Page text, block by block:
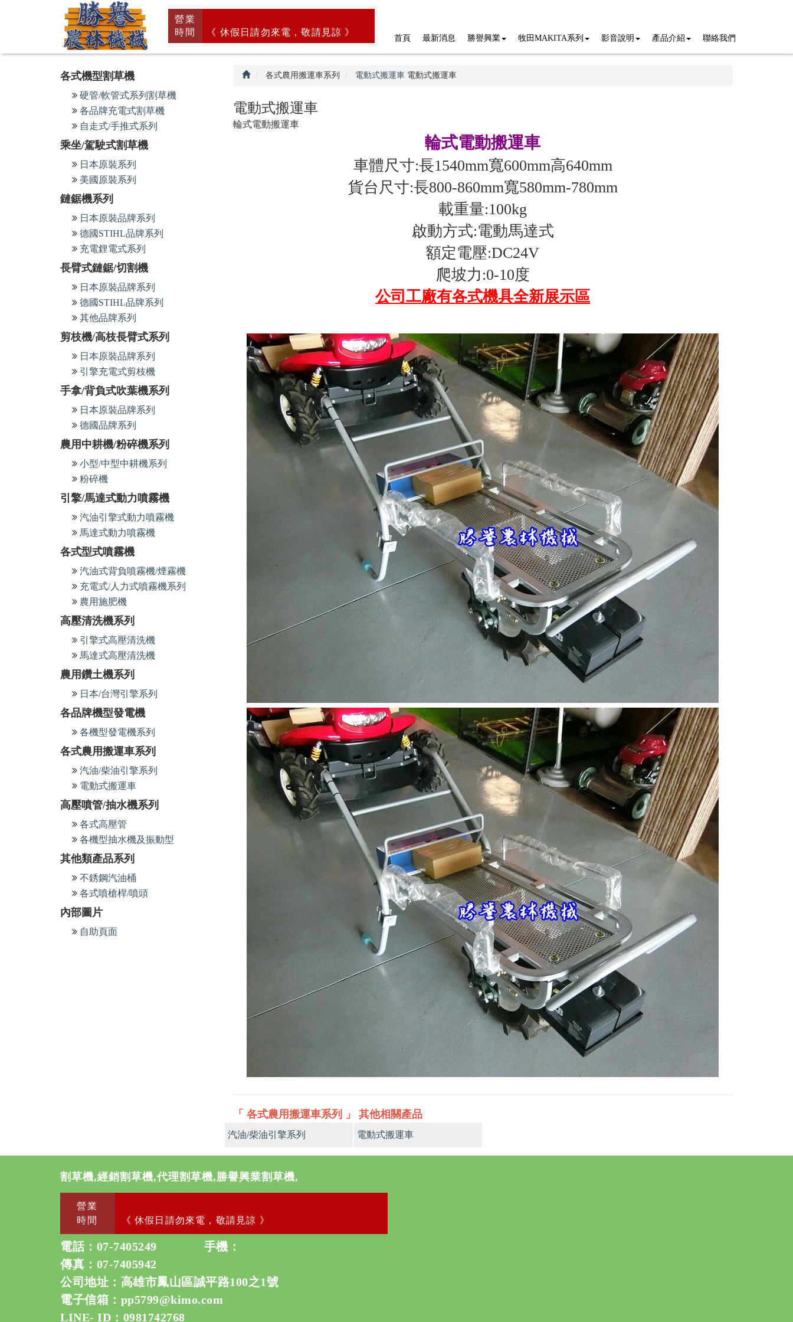
回
首
頁
營業
時間
《 休假日請勿來電，敬請見諒 》
首頁 最新消息 勝譽興業 牧田MAKITA系列 影音說明 產品介紹 聯絡我們
各式機型割草機
硬管/軟管式系列割草機
各品牌充電式割草機
自走式/手推式系列
乘坐/駕駛式割草機
日本原裝系列
美國原裝系列
鏈鋸機系列
日本原裝品牌系列
德國STIHL品牌系列
充電鋰電式系列
長臂式鏈鋸/切割機
日本原裝品牌系列
德國STIHL品牌系列
其他品牌系列
剪枝機/高枝長臂式系列
日本原裝品牌系列
引擎充電式剪枝機
手拿/背負式吹葉機系列
日本原裝品牌系列
德國品牌系列
農用中耕機/粉碎機系列
小型/中型中耕機系列
粉碎機
引擎/馬達式動力噴霧機
汽油引擎式動力噴霧機
馬達式動力噴霧機
各式型式噴霧機
汽油式背負噴霧機/煙霧機
充電式/人力式噴霧機系列
農用施肥機
高壓清洗機系列
引擎式高壓清洗機
馬達式高壓清洗機
農用鑽土機系列
日本/台灣引擎系列
各品牌機型發電機
各機型發電機系列
各式農用搬運車系列
汽油/柴油引擎系列
電動式搬運車
高壓噴管/抽水機系列
各式高壓管
各機型抽水機及振動型
其他類產品系列
不銹鋼汽油桶
各式噴槍桿/噴頭
內部圖片
自助頁面
各式農用搬運車系列 電動式搬運車電動式搬運車
電動式搬運車
輪式電動搬運車
輪式電動搬運車
車體尺寸:長1540mm寬600mm高640mm
貨台尺寸:長800-860mm寬580mm-780mm
載重量:100kg
啟動方式:電動馬達式
額定電壓:DC24V
爬坡力:0-10度
公司工廠有各式機具全新展示區
「 各式農用搬運車系列 」 其他相關產品
汽油/柴油引擎系列 電動式搬運車
割草機,經銷割草機,代理割草機,勝譽興業割草機,
營業
時間
《 休假日請勿來電，敬請見諒 》
電話： 07-7405249
手機：
傳真：07-7405942
公司地址：高雄市鳳山區誠平路100之1號
電子信箱： pp5799@kimo.com
LINE- ID：0981742768